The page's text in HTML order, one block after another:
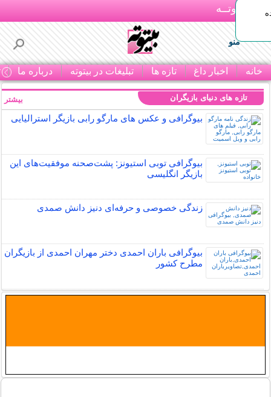
بـیتوتــه
منو
خانه اخبار داغ تازه ها تبلیغات در بیتوته درباره ما
تازه های دنیای بازیگران
بیوگرافی و عکس های مارگو رابی بازیگر استرالیایی
بیوگرافی توبی استیونز: پشت‌صحنه موفقیت‌های این
بازیگر انگلیسی
زندگی خصوصی و حرفه‌ای دنیز دانش صمدی
بیوگرافی باران احمدی دختر مهران احمدی از بازیگران
مطرح کشور
بیشتر